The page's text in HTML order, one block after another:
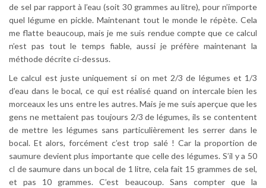
de sel par rapport à l’eau (soit 30 grammes au litre), pour n’importe
quel légume en pickle. Maintenant tout le monde le répète. Cela
me flatte beaucoup, mais je me suis rendue compte que ce calcul
n’est pas tout le temps fiable, aussi je préfère maintenant la
méthode décrite ci-dessus.
Le calcul est juste uniquement si on met 2/3 de légumes et 1/3
d’eau dans le bocal, ce qui est réalisé quand on intercale bien les
morceaux les uns entre les autres. Mais je me suis aperçue que les
gens ne mettaient pas toujours 2/3 de légumes, ils se contentent
de mettre les légumes sans particulièrement les serrer dans le
bocal. Et alors, forcément c’est trop salé ! Car la proportion de
saumure devient plus importante que celle des légumes. S’il y a 50
cl de saumure dans un bocal de 1 litre, cela fait 15 grammes de sel,
et pas 10 grammes. C’est beaucoup. Sans compter que la